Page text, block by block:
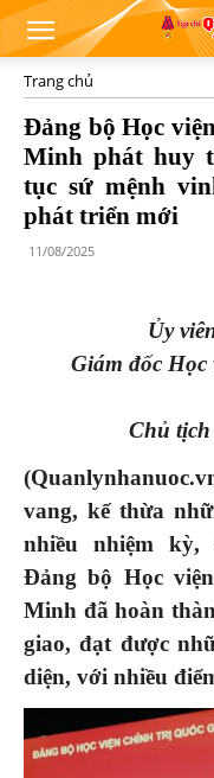
Trang chủ
Đảng bộ Học
Minh phát huy
tục sứ mệnh
phát triển mới
11/08/2025
Ủy
Giám đốc
Chủ
vang, kế thừa
nhiều nhiệm kỳ,
Đảng bộ Học
Minh đã hoàn
giao, đạt được
diện, với nhiều